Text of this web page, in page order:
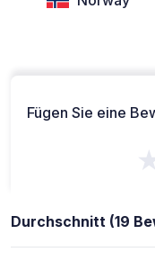
Fügen Sie eine
Durchschnitt (19